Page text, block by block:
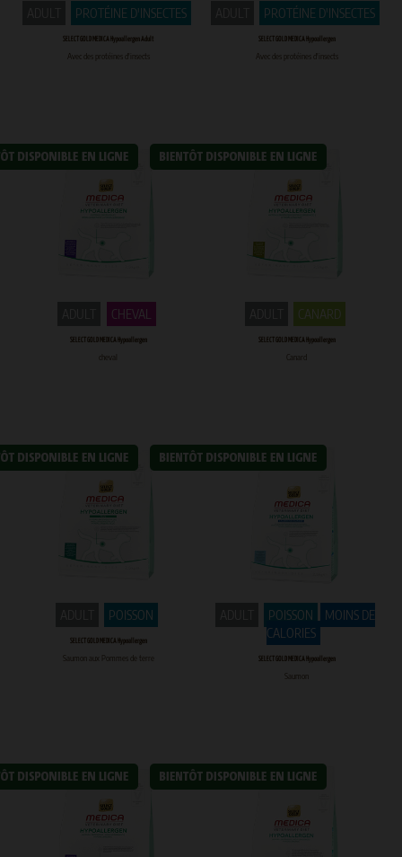
PROTÉINE D'INSECTES
SELECT GOLD MEDICA Hypoallergen Adult
Avec des protéines d'insects
PROTÉINE D'INSECTES
SELECT GOLD MEDICA Hypoallergen
Avec des protéines d'insects
CHEVAL
SELECT GOLD MEDICA Hypoallergen
cheval
CANARD
SELECT GOLD MEDICA Hypoallergen
Canard
POISSON
SELECT GOLD MEDICA Hypoallergen
Saumon aux Pommes de terre
POISSON
MOINS DE
CALORIES
SELECT GOLD MEDICA Hypoallergen
Saumon